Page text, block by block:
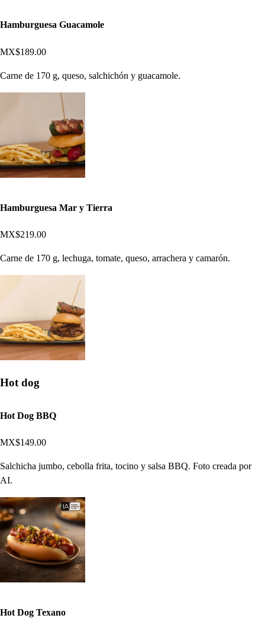
Hamburguesa Guacamole
MX$189.00
Carne de 170 g, queso, salchichón y guacamole.
Hamburguesa Mar y Tierra
MX$219.00
Carne de 170 g, lechuga, tomate, queso, arrachera y camarón.
Hot dog
Hot Dog BBQ
MX$149.00
Salchicha jumbo, cebolla frita, tocino y salsa BBQ. Foto creada por
AI.
Hot Dog Texano